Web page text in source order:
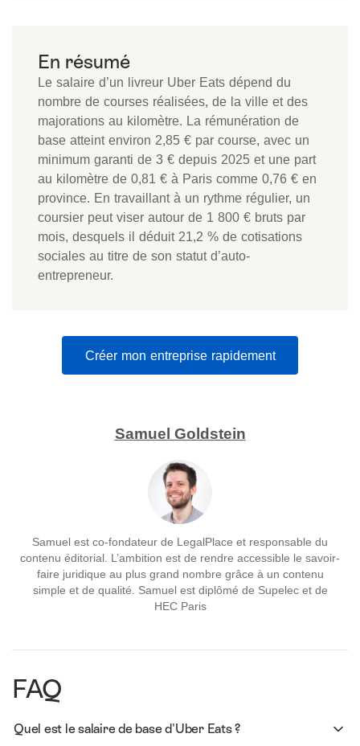
Le salaire d’un livreur Uber Eats dépend du
nombre de courses réalisées, de la ville et des
majorations au kilomètre. La rémunération de
base atteint environ 2,85 € par course, avec un
minimum garanti de 3 € depuis 2025 et une part
au kilomètre de 0,81 € à Paris comme 0,76 € en
province. En travaillant à un rythme régulier, un
coursier peut viser autour de 1 800 € bruts par
mois, desquels il déduit 21,2 % de cotisations
sociales au titre de son statut d’auto-
entrepreneur.
Créer mon entreprise rapidement
Samuel Goldstein
Samuel est co-fondateur de LegalPlace et responsable du
contenu éditorial. L’ambition est de rendre accessible le savoir-
faire juridique au plus grand nombre grâce à un contenu
simple et de qualité. Samuel est diplômé de Supelec et de
HEC Paris
FAQ
Quel est le salaire de base d'Uber Eats ?